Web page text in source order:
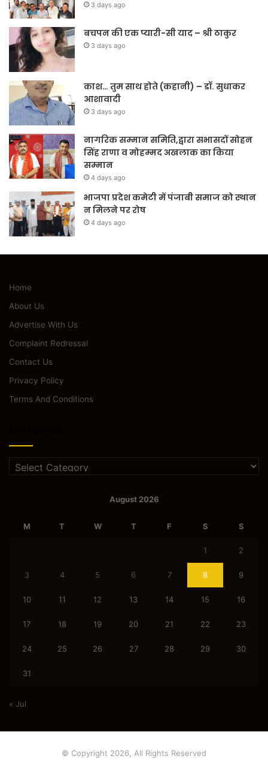
3 days ago
बचपन की एक प्यारी-सी याद – श्री ठाकुर
3 days ago
काश… तुम साथ होते (कहानी) – डॉ. सुधाकर
आशावादी
3 days ago
नागरिक सम्मान समिति,द्वारा सभासदों सोहन
सिंह राणा व मोहम्मद अखलाक का किया
सम्मान
4 days ago
भाजपा प्रदेश कमेटी में पंजाबी समाज को स्थान
न मिलने पर रोष
4 days ago
Home
About Us
Advertise With Us
Complaint Redressal
Contact Us
Privacy Policy
Terms And Conditions
Categories
August 2026
M T W T F S S
1 2
3 4 5 6 7 8 9
10 11 12 13 14 15 16
17 18 19 20 21 22 23
24 25 26 27 28 29 30
31
« Jul
© Copyright 2026, All Rights Reserved